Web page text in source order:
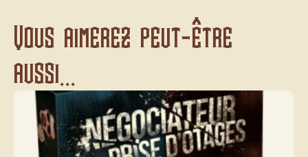
Vous aimerez peut-être
aussi...